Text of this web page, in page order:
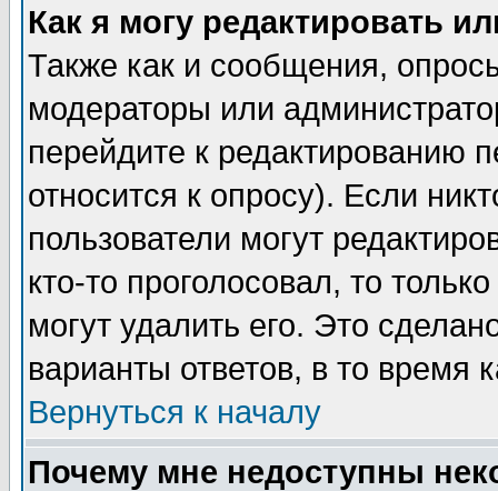
Как я могу редактировать
Также как и сообщения,
модераторы или
перейдите к редактированию
относится к опросу). Если
пользователи могут
кто-то проголосовал, то
могут удалить его. Это
варианты ответов, в то время
Вернуться к началу
Почему мне недоступны